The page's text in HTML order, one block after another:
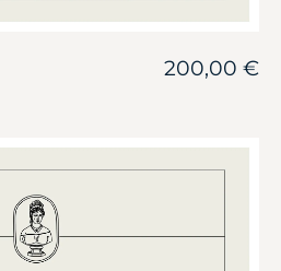
200,00 €